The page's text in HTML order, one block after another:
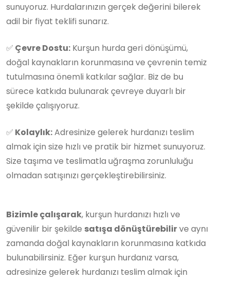
sunuyoruz. Hurdalarınızın gerçek değerini bilerek
adil bir fiyat teklifi sunarız.
✅ Çevre Dostu: Kurşun hurda geri dönüşümü,
doğal kaynakların korunmasına ve çevrenin temiz
tutulmasına önemli katkılar sağlar. Biz de bu
sürece katkıda bulunarak çevreye duyarlı bir
şekilde çalışıyoruz.
✅ Kolaylık:Adresinize gelerek hurdanızı teslim
almak için size hızlı ve pratik bir hizmet sunuyoruz.
Size taşıma ve teslimatla uğraşma zorunluluğu
olmadan satışınızı gerçekleştirebilirsiniz.
Bizimle çalışarak, kurşun hurdanızı hızlı ve
güvenilir bir şekilde satışa dönüştürebilirve aynı
zamanda doğal kaynakların korunmasına katkıda
bulunabilirsiniz. Eğer kurşun hurdanız varsa,
adresinize gelerek hurdanızı teslim almak için